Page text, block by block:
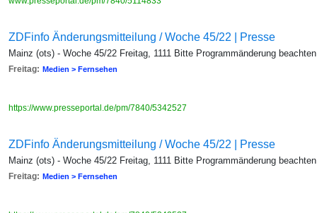
ZDFinfo Änderungsmitteilung / Woche 45/22 | Presse
Mainz (ots) - Woche 45/22 Freitag, 1111 Bitte Programmänderung beachten
Freitag: Medien > Fernsehen
https://www.presseportal.de/pm/7840/5342527
ZDFinfo Änderungsmitteilung / Woche 45/22 | Presse
Mainz (ots) - Woche 45/22 Freitag, 1111 Bitte Programmänderung beachten
Freitag: Medien > Fernsehen